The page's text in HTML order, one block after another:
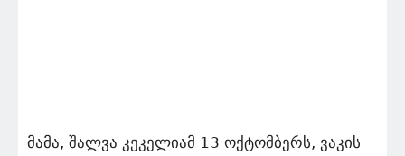
მამა, შალვა კეკელიამ 13 ოქტომბერს, ვაკის